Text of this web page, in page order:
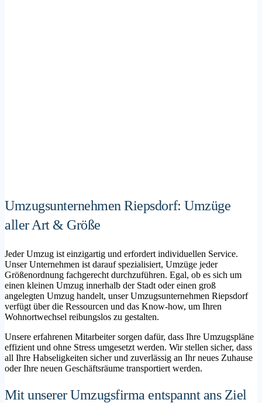
Umzugsunternehmen Riepsdorf: Umzüge
aller Art & Größe
Jeder Umzug ist einzigartig und erfordert individuellen Service.
Unser Unternehmen ist darauf spezialisiert, Umzüge jeder
Größenordnung fachgerecht durchzuführen. Egal, ob es sich um
einen kleinen Umzug innerhalb der Stadt oder einen groß
angelegten Umzug handelt, unser Umzugsunternehmen Riepsdorf
verfügt über die Ressourcen und das Know-how, um Ihren
Wohnortwechsel reibungslos zu gestalten.
Unsere erfahrenen Mitarbeiter sorgen dafür, dass Ihre Umzugspläne
effizient und ohne Stress umgesetzt werden. Wir stellen sicher, dass
all Ihre Habseligkeiten sicher und zuverlässig an Ihr neues Zuhause
oder Ihre neuen Geschäftsräume transportiert werden.
Mit unserer Umzugsfirma entspannt ans Ziel